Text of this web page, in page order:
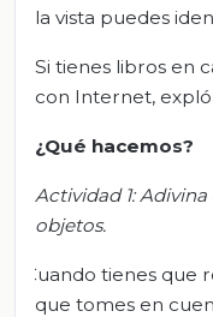
la vista puedes
Si tienes libros en
con Internet,
¿Qué hacemos?
Actividad 1:Adivina
objetos.
Cuando tienes que
que tomes en